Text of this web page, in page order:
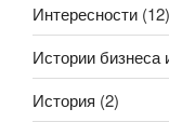
Интересности (12)
Истории бизнеса
История (2)